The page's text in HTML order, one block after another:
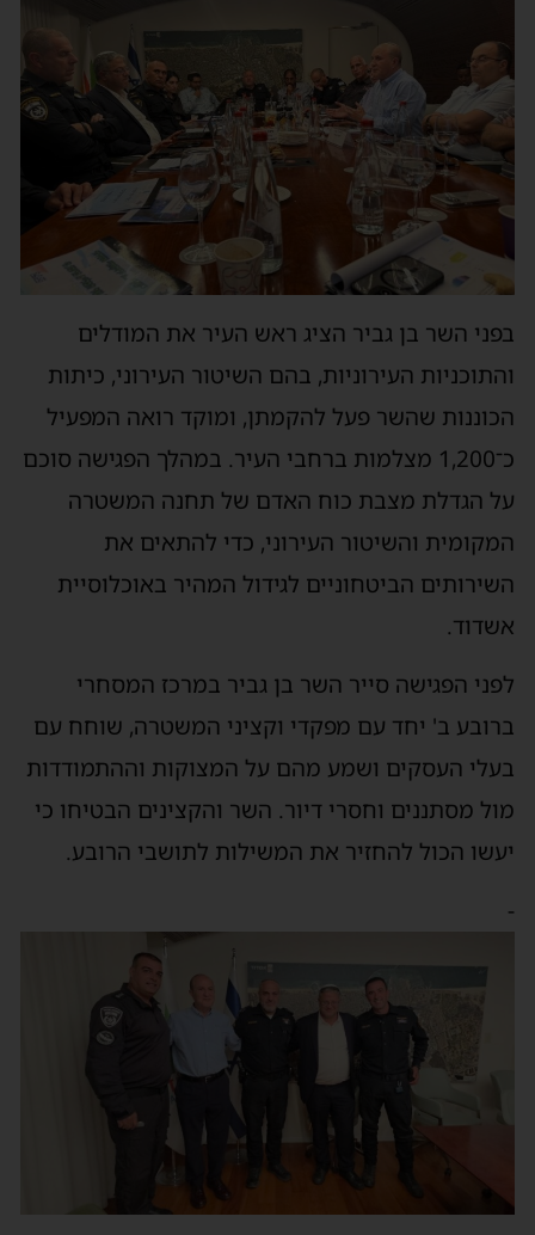
בפני השר בן גביר הציג ראש העיר את המודלים
והתוכניות העירוניות, בהם השיטור העירוני, כיתות
הכוננות שהשר פעל להקמתן, ומוקד רואה המפעיל
כ־1,200 מצלמות ברחבי העיר. במהלך הפגישה סוכם
על הגדלת מצבת כוח האדם של תחנה המשטרה
המקומית והשיטור העירוני, כדי להתאים את
השירותים הביטחוניים לגידול המהיר באוכלוסיית
אשדוד.
לפני הפגישה סייר השר בן גביר במרכז המסחרי
ברובע ב' יחד עם מפקדי וקציני המשטרה, שוחח עם
בעלי העסקים ושמע מהם על המצוקות וההתמודדות
מול מסתננים וחסרי דיור. השר והקצינים הבטיחו כי
יעשו הכול להחזיר את המשילות לתושבי הרובע.
-